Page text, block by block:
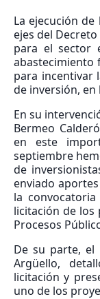
La ejecución
ejes del
para el sector
abastecimiento
para incentivar
de inversión,
En su
Bermeo
en este
septiembre
de
enviado
la
licitación de los
Procesos
De su parte, el
Argüello,
licitación y
uno de los